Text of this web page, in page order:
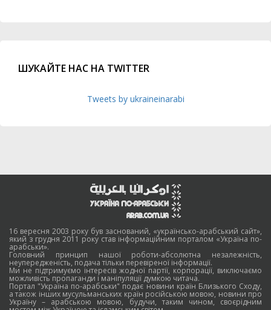
ШУКАЙТЕ НАС НА TWITTER
Tweets by ukraineinarabi
16 вересня 2003 року був заснований, «українсько-арабський сайт»,
який з грудня 2011 року став інформаційним порталом «Україна по-
арабськи».
Головний принцип нашої роботи-абсолютна незалежність,
неупередженість, подача тільки перевіреної інформації.
Ми не підтримуємо інтересів жодної партії, корпорації, виключаємо
можливість пропаганди і маніпуляції думкою читача.
Портал "Україна по-арабськи" подає новини країн Близького Сходу,
а також інших мусульманських країн російською мовою, новини про
Україну – арабською мовою, будучи, таким чином, своєрідним